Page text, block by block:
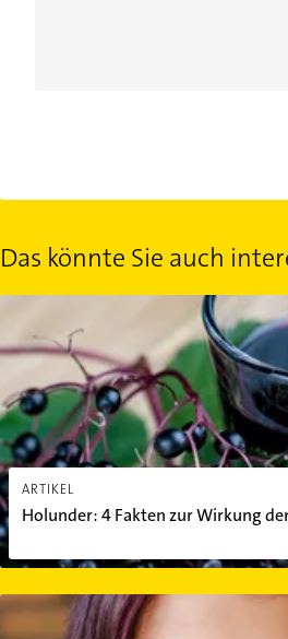
Das könnte Sie auch
ARTIKEL
Holunder: 4 Fakten zur Wirkung
Holunder: 4 Fakten zur Wirkung der
Gesund zunehmen: 4 Tipps gegen